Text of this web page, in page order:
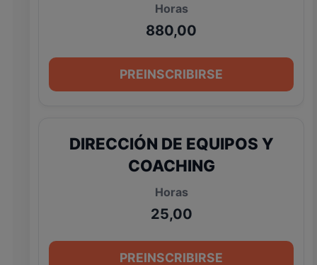
880,00
PREINSCRIBIRSE
DIRECCIÓN DE EQUIPOS Y
COACHING
25,00
PREINSCRIBIRSE